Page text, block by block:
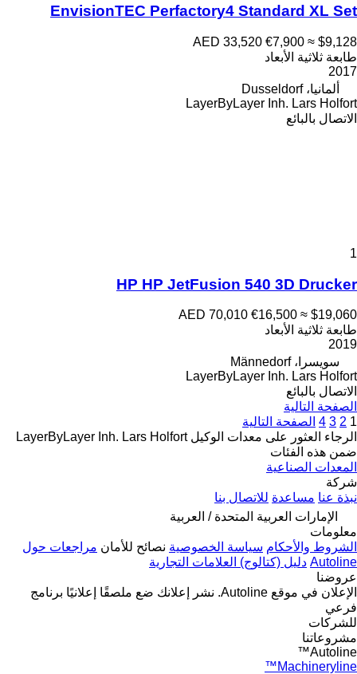
EnvisionTEC Perfactory4 Standard XL Set
AED 33,520 €7,900 ≈ $9,128
طابعة ثلاثية الأبعاد
2017
ألمانيا، Dusseldorf
LayerByLayer Inh. Lars Holfort
الاتصال بالبائع
1
HP HP JetFusion 540 3D Drucker
AED 70,010 €16,500 ≈ $19,060
طابعة ثلاثية الأبعاد
2019
سويسرا، Männedorf
LayerByLayer Inh. Lars Holfort
الاتصال بالبائع
الصفحة التالية
1
2
3
4 الصفحة التالية
الرجاء العثور على معدات الوكيل LayerByLayer Inh. Lars Holfort
ضمن هذه الفئات
المعدات الصناعية
شركة
نبذة عنا مساعدة للاتصال بنا
الإمارات العربية المتحدة / العربية
معلومات
الشروط والأحكام سياسة الخصوصية نصائح للأمان مراجعات حول
Autoline دليل (كتالوج) العلامات التجارية
عروضنا
الإعلان في موقع Autoline.
نشر إعلانك ضع ملصقًا إعلانيًا برنامج
فرعي
للشركات
مشروعاتنا
Autoline™
Machineryline™